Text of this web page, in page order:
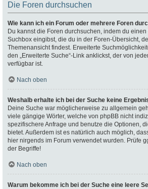
Die Foren durchsuchen
Wie kann ich ein Forum oder mehrere Foren
Du kannst die Foren durchsuchen, indem du
Suchbox eingibst, die du in der Foren-Übersicht,
Themenansicht findest. Erweiterte
den „Erweiterte Suche“-Link anklickst, der von
verfügbar ist.
Nach oben
Weshalb erhalte ich bei der Suche keine
Deine Suche war möglicherweise zu allgemein
viele gängige Wörter, welche von phpBB nicht
spezifischere Anfrage und benutze die Optionen,
bietet. Außerdem ist es natürlich auch möglich,
hier nirgends im Forum verwendet wurden. Prüfe
der Begriffe!
Nach oben
Warum bekomme ich bei der Suche eine leere